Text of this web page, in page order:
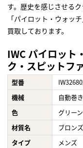
す。歴史を感じさせる
「パイロット・ウォッ
買取しております。
IWC パイロット
ク・スピットフ
型番
機械
自動巻き
色
グリーン
材質名
ブロンズ
タイプ
メンズ